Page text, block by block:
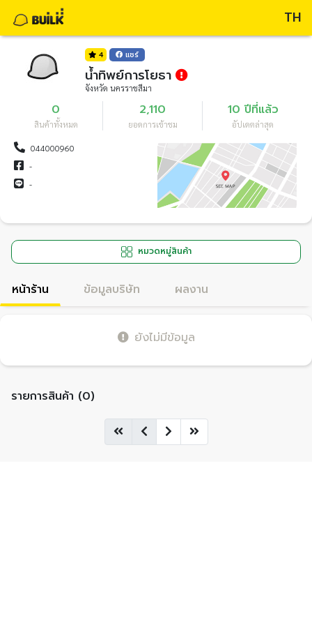
TH
4 แชร์
น้ำทิพย์การโยธา
จังหวัด นครราชสีมา
0
สินค้าทั้งหมด
2,110
ยอดการเข้าชม
10 ปีที่แล้ว
อัปเดตล่าสุด
044000960
-
-
หมวดหมู่สินค้า
หน้าร้าน ข้อมูลบริษัท ผลงาน
ยังไม่มีข้อมูล
รายการสินค้า (0)